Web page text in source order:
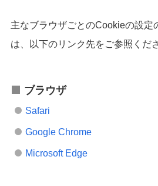
主なブラウザごとのCookieの設定
は、以下のリンク先をご参照くだ
ブラウザ
Safari
Google Chrome
Microsoft Edge